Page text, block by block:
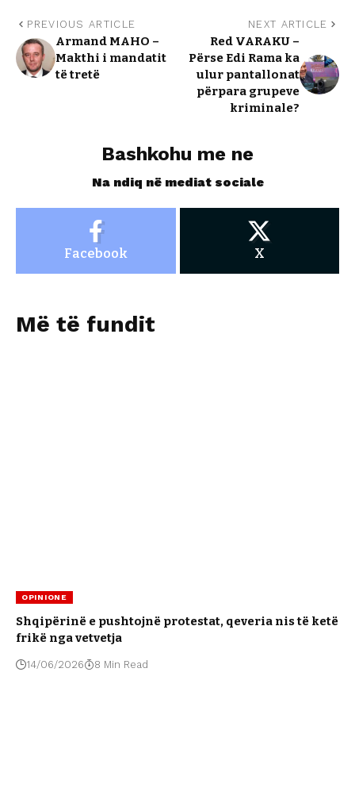
PREVIOUS ARTICLE
Armand MAHO –
Makthi i mandatit
të tretë
NEXT ARTICLE
Red VARAKU –
Përse Edi Rama ka
ulur pantallonat
përpara grupeve
kriminale?
Bashkohu me ne
Na ndiq në mediat sociale
Facebook X
Më të fundit
OPINIONE
Shqipërinë e pushtojnë protestat, qeveria nis të ketë
frikë nga vetvetja
14/06/2026 8 Min Read